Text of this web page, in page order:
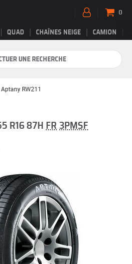
QUAD CHAÎNES NEIGE CAMION
0
UNE RECHERCHE
Aptany RW211
R16 87H FR 3PMSF